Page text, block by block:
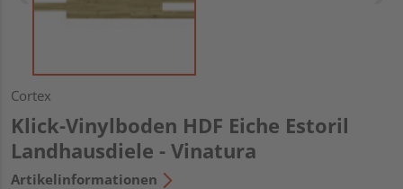
Cortex
Klick-Vinylboden HDF Eiche Estoril
Landhausdiele - Vinatura
Artikelinformationen